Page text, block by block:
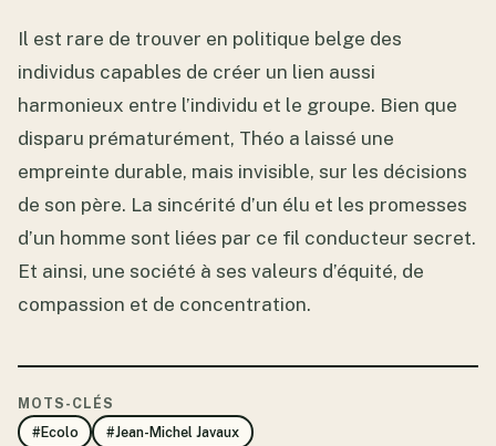
Il est rare de trouver en politique belge des
individus capables de créer un lien aussi
harmonieux entre l’individu et le groupe. Bien que
disparu prématurément, Théo a laissé une
empreinte durable, mais invisible, sur les décisions
de son père. La sincérité d’un élu et les promesses
d’un homme sont liées par ce fil conducteur secret.
Et ainsi, une société à ses valeurs d’équité, de
compassion et de concentration.
MOTS-CLÉS
#Ecolo
#Jean-Michel Javaux